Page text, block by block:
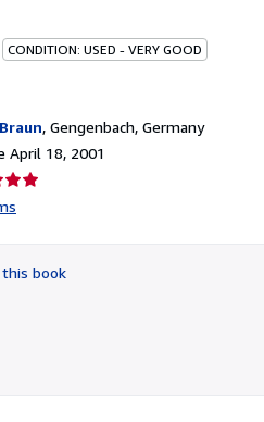
CONDITION: USED - VERY GOOD
, Gengenbach, Germany
April 18, 2001
book